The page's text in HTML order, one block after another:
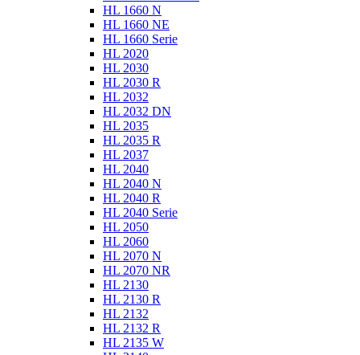
HL 1660 N
HL 1660 NE
HL 1660 Serie
HL 2020
HL 2030
HL 2030 R
HL 2032
HL 2032 DN
HL 2035
HL 2035 R
HL 2037
HL 2040
HL 2040 N
HL 2040 R
HL 2040 Serie
HL 2050
HL 2060
HL 2070 N
HL 2070 NR
HL 2130
HL 2130 R
HL 2132
HL 2132 R
HL 2135 W